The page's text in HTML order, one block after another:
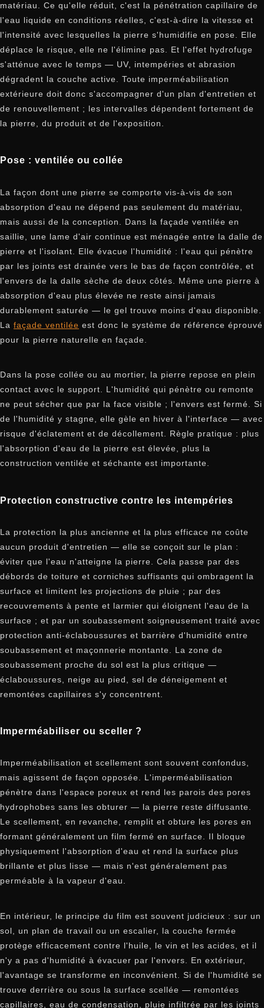
matériau. Ce qu'elle réduit, c'est la pénétration capillaire de
l'eau liquide en conditions réelles, c'est-à-dire la vitesse et
l'intensité avec lesquelles la pierre s'humidifie en pose. Elle
déplace le risque, elle ne l'élimine pas. Et l'effet hydrofuge
s'atténue avec le temps — UV, intempéries et abrasion
dégradent la couche active. Toute imperméabilisation
extérieure doit donc s'accompagner d'un plan d'entretien et
de renouvellement ; les intervalles dépendent fortement de
la pierre, du produit et de l'exposition.
Pose : ventilée ou collée
La façon dont une pierre se comporte vis-à-vis de son
absorption d'eau ne dépend pas seulement du matériau,
mais aussi de la conception. Dans la façade ventilée en
saillie, une lame d'air continue est ménagée entre la dalle de
pierre et l'isolant. Elle évacue l'humidité : l'eau qui pénètre
par les joints est drainée vers le bas de façon contrôlée, et
l'envers de la dalle sèche de deux côtés. Même une pierre à
absorption d'eau plus élevée ne reste ainsi jamais
durablement saturée — le gel trouve moins d'eau disponible.
La façade ventilée est donc le système de référence éprouvé
pour la pierre naturelle en façade.
Dans la pose collée ou au mortier, la pierre repose en plein
contact avec le support. L'humidité qui pénètre ou remonte
ne peut sécher que par la face visible ; l'envers est fermé. Si
de l'humidité y stagne, elle gèle en hiver à l'interface — avec
risque d'éclatement et de décollement. Règle pratique : plus
l'absorption d'eau de la pierre est élevée, plus la
construction ventilée et séchante est importante.
Protection constructive contre les intempéries
La protection la plus ancienne et la plus efficace ne coûte
aucun produit d'entretien — elle se conçoit sur le plan :
éviter que l'eau n'atteigne la pierre. Cela passe par des
débords de toiture et corniches suffisants qui ombragent la
surface et limitent les projections de pluie ; par des
recouvrements à pente et larmier qui éloignent l'eau de la
surface ; et par un soubassement soigneusement traité avec
protection anti-éclaboussures et barrière d'humidité entre
soubassement et maçonnerie montante. La zone de
soubassement proche du sol est la plus critique —
éclaboussures, neige au pied, sel de déneigement et
remontées capillaires s'y concentrent.
Imperméabiliser ou sceller ?
Imperméabilisation et scellement sont souvent confondus,
mais agissent de façon opposée. L'imperméabilisation
pénètre dans l'espace poreux et rend les parois des pores
hydrophobes sans les obturer — la pierre reste diffusante.
Le scellement, en revanche, remplit et obture les pores en
formant généralement un film fermé en surface. Il bloque
physiquement l'absorption d'eau et rend la surface plus
brillante et plus lisse — mais n'est généralement pas
perméable à la vapeur d'eau.
En intérieur, le principe du film est souvent judicieux : sur un
sol, un plan de travail ou un escalier, la couche fermée
protège efficacement contre l'huile, le vin et les acides, et il
n'y a pas d'humidité à évacuer par l'envers. En extérieur,
l'avantage se transforme en inconvénient. Si de l'humidité se
trouve derrière ou sous la surface scellée — remontées
capillaires, eau de condensation, pluie infiltrée par les joints